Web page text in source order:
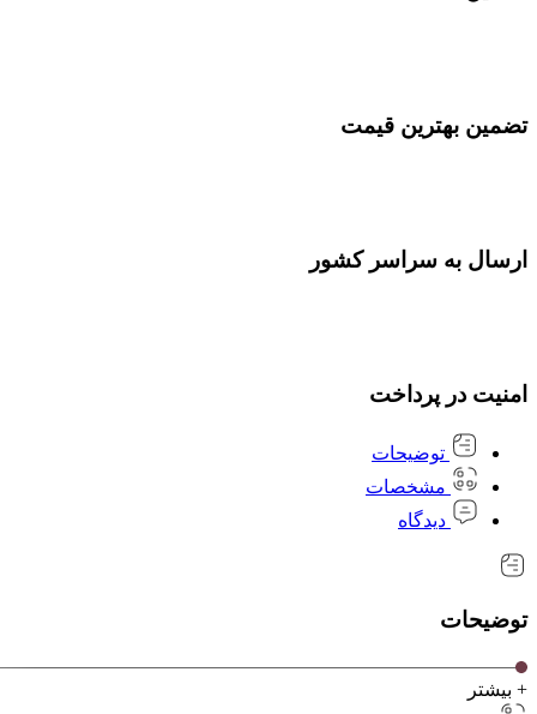
تضمین بهترین قیمت
ارسال به سراسر کشور
امنیت در پرداخت
توضیحات
مشخصات
دیدگاه
توضیحات
+ بیشتر